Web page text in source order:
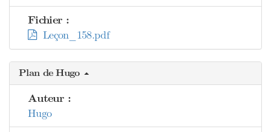
Fichier :
Leçon_158.pdf
Plan de Hugo
Auteur :
Hugo